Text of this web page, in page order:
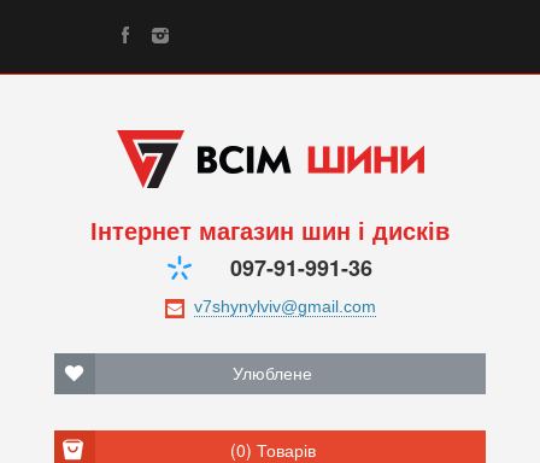
Інтернет магазин шин і дисків
097-91-991-36
Улюблене
(0) Товарів